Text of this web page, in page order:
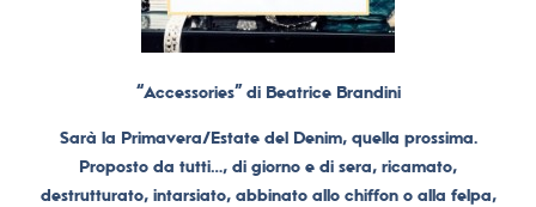
“Accessories” di Beatrice Brandini
Sarà la Primavera/Estate del Denim, quella prossima.
Proposto da tutti…, di giorno e di sera, ricamato,
destrutturato, intarsiato, abbinato allo chiffon o alla felpa,